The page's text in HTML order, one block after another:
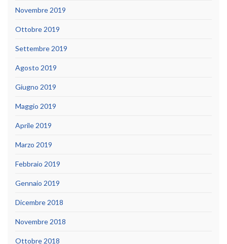
Novembre 2019
Ottobre 2019
Settembre 2019
Agosto 2019
Giugno 2019
Maggio 2019
Aprile 2019
Marzo 2019
Febbraio 2019
Gennaio 2019
Dicembre 2018
Novembre 2018
Ottobre 2018